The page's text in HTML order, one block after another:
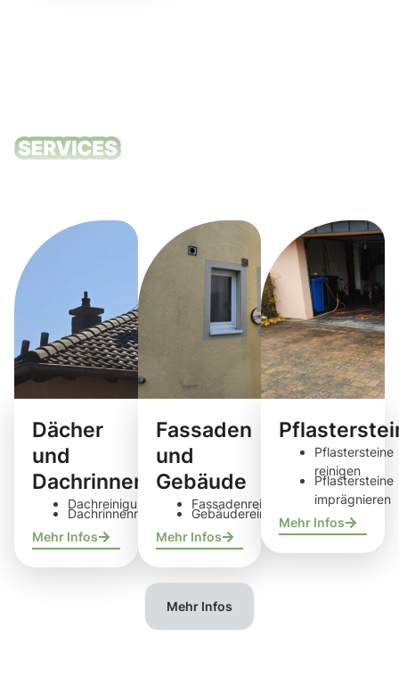
Dächer
und
Dachrinnen
Dachreinigung
Dachrinnenreinigung
Mehr Infos
Fassaden
und
Gebäude
Fassadenreinigung
Gebäudereinigung
Mehr Infos
Pflastersteine
reinigen
Pflastersteine
imprägnieren
Mehr Infos
Mehr Infos